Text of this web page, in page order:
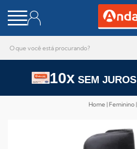
10x SEM JUROS
Home Feminino